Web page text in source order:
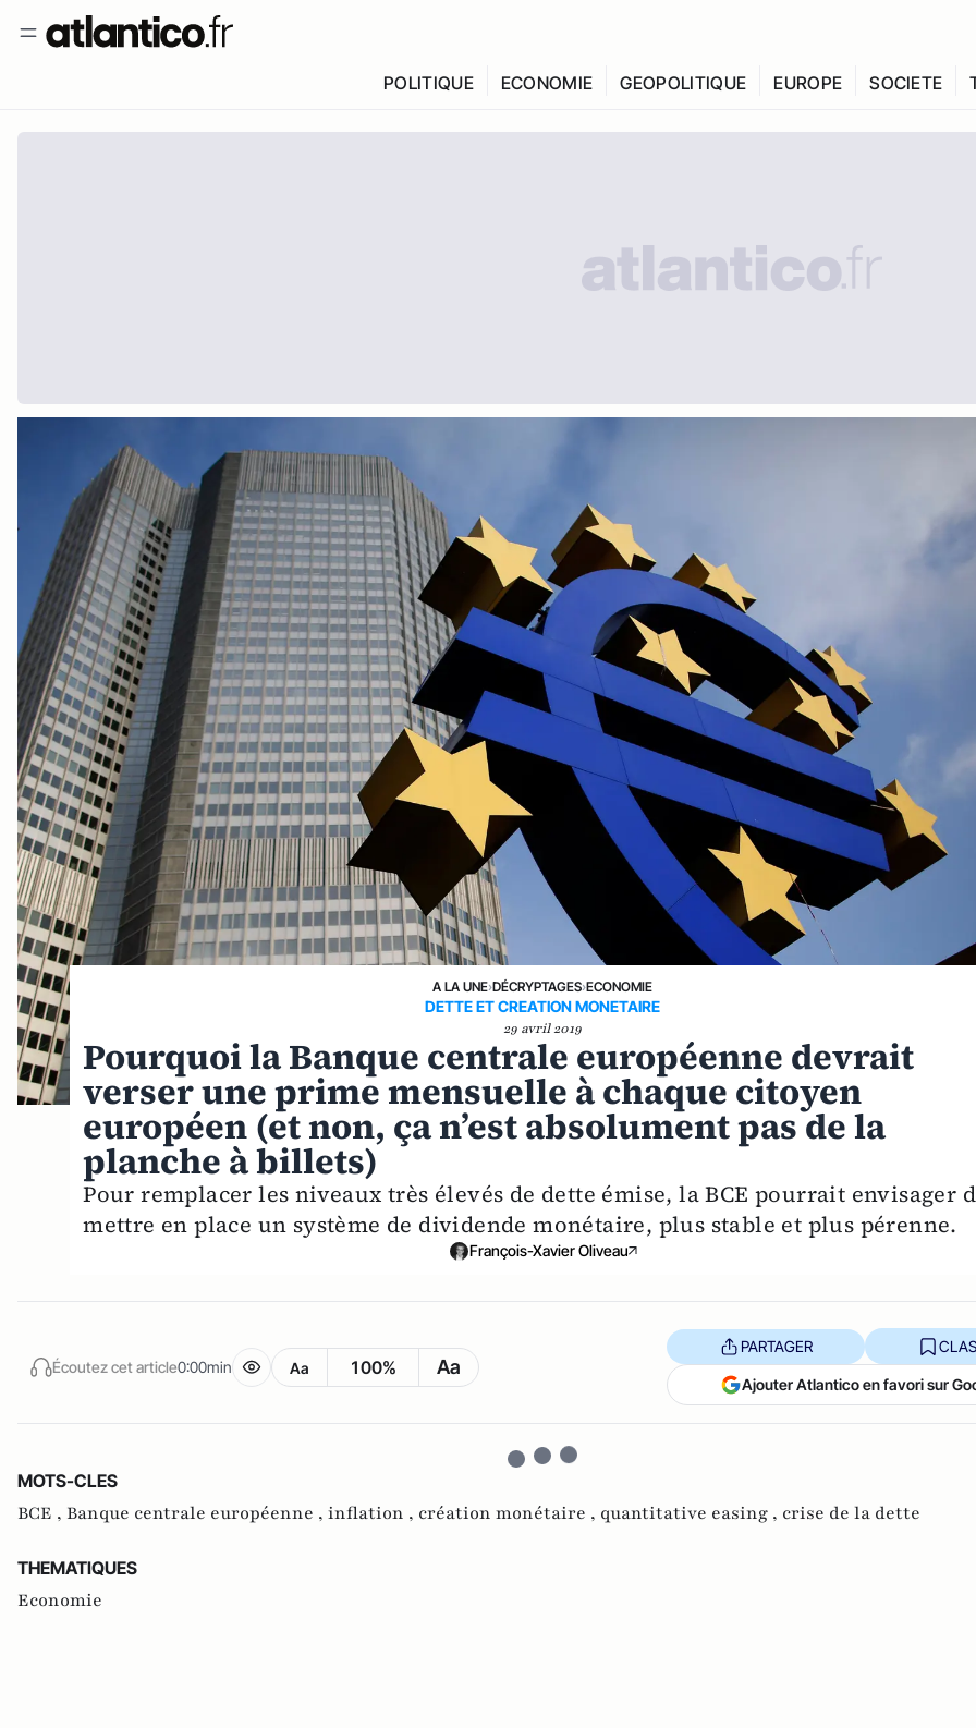
POLITIQUE ECONOMIE GEOPOLITIQUE EUROPE SOCIETE
A LA UNE›DÉCRYPTAGES›ECONOMIE
DETTE ET CREATION MONETAIRE
29 avril 2019
Pourquoi la Banque centrale européenne devrait
verser une prime mensuelle à chaque citoyen
européen (et non, ça n’est absolument pas de la
planche à billets)
Pour remplacer les niveaux très élevés de dette émise, la BCE pourrait envisager
mettre en place un système de dividende monétaire, plus stable et plus pérenne.
François-Xavier Oliveau
Écoutez cet article0:00min Aa 100% Aa
PARTAGER
Ajouter Atlantico en favori sur
MOTS-CLES
BCE , Banque centrale européenne , inflation , création monétaire , quantitative easing , crise de la dette
THEMATIQUES
Economie